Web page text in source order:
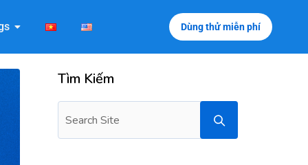
Dùng thử miễn phí
Tìm Kiếm